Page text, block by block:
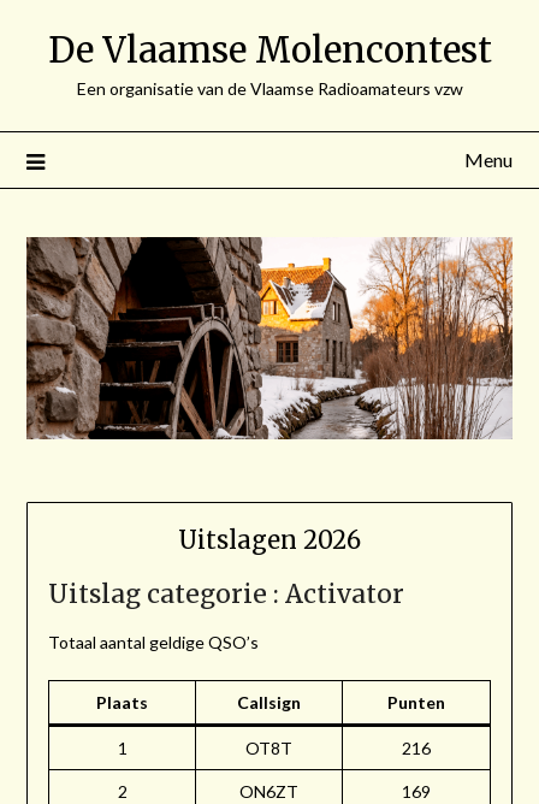
De Vlaamse Molencontest
Een organisatie van de Vlaamse Radioamateurs vzw
Menu
Uitslagen 2026
Uitslag categorie : Activator
Totaal aantal geldige QSO’s
Plaats Callsign Punten
1 OT8T 216
2 ON6ZT 169